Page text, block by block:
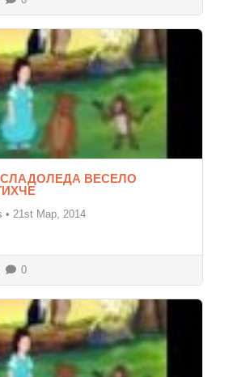
ВЕСЕЛО
• 21st Мар, 2014
0